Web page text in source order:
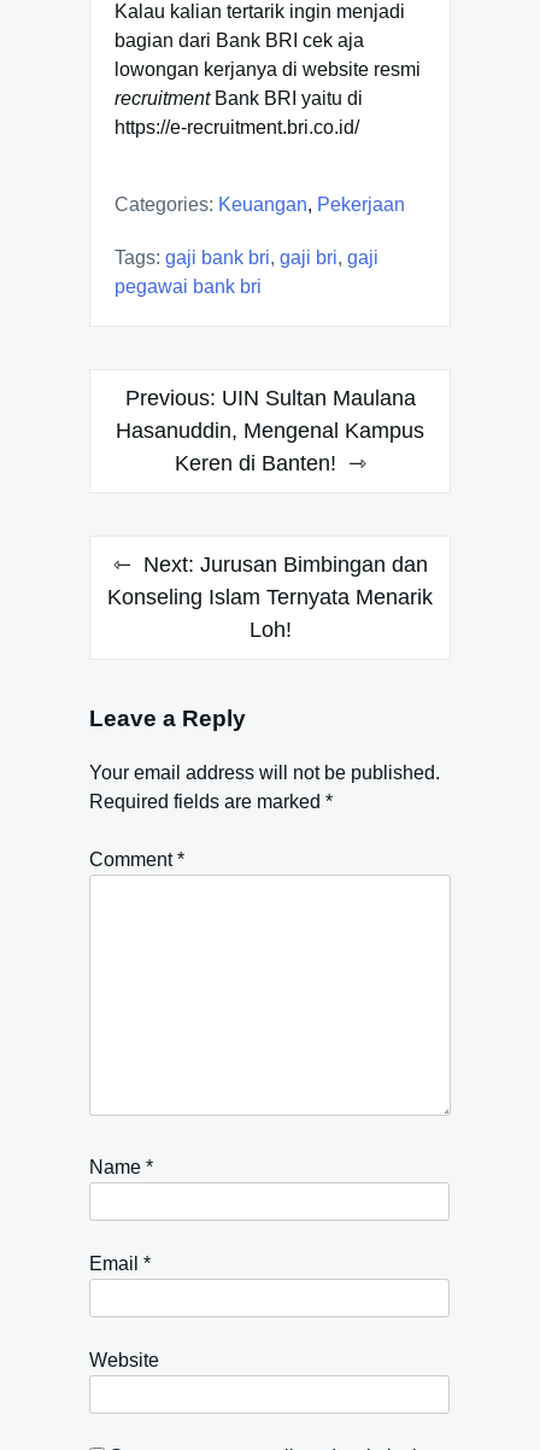
Kalau kalian tertarik ingin menjadi
bagian dari Bank BRI cek aja
lowongan kerjanya di website resmi
recruitmentBank BRI yaitu di
https://e-recruitment.bri.co.id/
Categories: Keuangan, Pekerjaan
Tags: gaji bank bri, gaji bri, gaji
pegawai bank bri
Post
navigation
Previous: UIN Sultan Maulana
Hasanuddin, Mengenal Kampus
Keren di Banten!
Next: Jurusan Bimbingan dan
Konseling Islam Ternyata Menarik
Loh!
Leave a Reply
Your email address will not be published.
Required fields are marked *
Comment*
Name *
Email *
Website